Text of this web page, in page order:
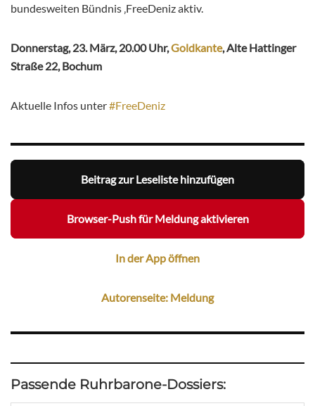
bundesweiten Bündnis ‚FreeDeniz aktiv.
Donnerstag, 23. März, 20.00 Uhr,Goldkante, Alte Hattinger
Straße 22, Bochum
Aktuelle Infos unter#FreeDeniz
Beitrag zur Leseliste hinzufügen
Browser-Push für Meldung aktivieren
In der App öffnen
Autorenseite: Meldung
Passende Ruhrbarone-Dossiers: